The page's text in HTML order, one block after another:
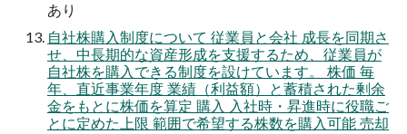
あり
自社株購入制度について 従業員と会社 成長を同期さ
せ、中長期的な資産形成を支援するため、従業員が
自社株を購入できる制度を設けています。 株価 毎
年、直近事業年度 業績（利益額）と蓄積された剰余
金をもとに株価を算定 購入 入社時・昇進時に役職ご
とに定めた上限 範囲で希望する株数を購入可能 売却